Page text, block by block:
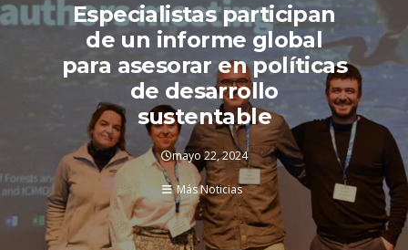
Especialistas participan
de un informe global
para asesorar en políticas
de desarrollo
sustentable
mayo 22, 2024
Más Noticias